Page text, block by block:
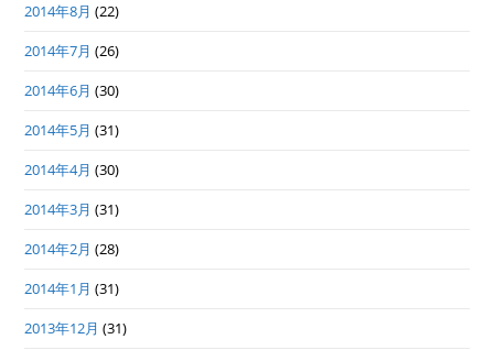
2014年8月 (22)
2014年7月 (26)
2014年6月 (30)
2014年5月 (31)
2014年4月 (30)
2014年3月 (31)
2014年2月 (28)
2014年1月 (31)
2013年12月 (31)